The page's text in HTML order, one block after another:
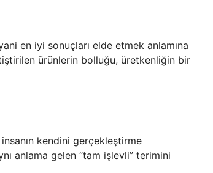
en iyi sonuçları elde etmek anlamına
ürünlerin bolluğu, üretkenliğin bir
kendini gerçekleştirme
anlama gelen “tam işlevli” terimini